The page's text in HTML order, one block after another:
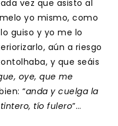
vez que asisto al
yo mismo, como
guiso y yo me lo
aún a riesgo
y que seáis
oye, que me
“anda y cuelga la
tío fulero”…